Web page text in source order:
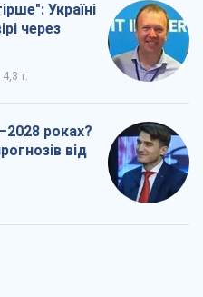
Україні
через
4,3 т.
роках?
від